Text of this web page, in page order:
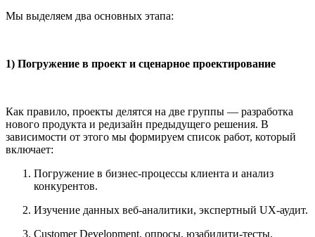
Мы выделяем два основных этапа:
1) Погружение в проект и сценарное проектирование
Как правило, проекты делятся на две группы — разработка
нового продукта и редизайн предыдущего решения. В
зависимости от этого мы формируем список работ, который
включает:
Погружение в бизнес-процессы клиента и анализ
конкурентов.
Изучение данных веб-аналитики, экспертный UX-аудит.
Customer Development, опросы, юзабилити-тесты.